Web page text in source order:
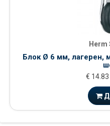
Herm
Блок Ø 6 мм, лагерен,
€